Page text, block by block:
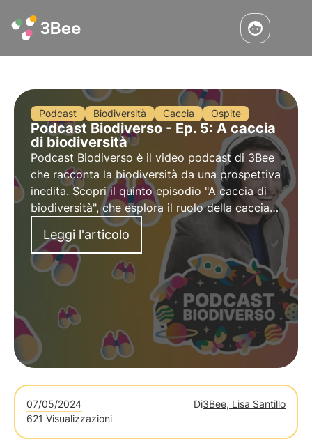
Podcast Biodiversità Caccia Ospite
Podcast Biodiverso - Ep. 5: A caccia
di biodiversità
Podcast Biodiverso è il video podcast di 3Bee
che racconta la biodiversità da una prospettiva
inedita. Scopri il quinto episodio "A caccia di
biodiversità", che esplora il ruolo della caccia
nella tutela della biodiversità, insieme all'ospite
Nicolò Mottadelli.
Leggi l'articolo
07/05/2024 Di3Bee, Lisa Santillo
621 Visualizzazioni